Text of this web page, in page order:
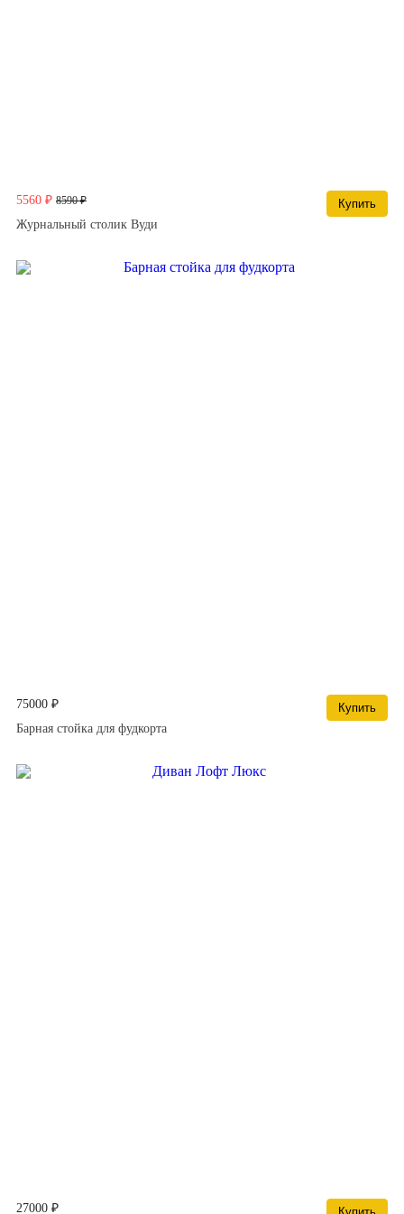
5560 ₽ 8590 ₽
Купить
Журнальный столик Вуди
75000 ₽
Купить
Барная стойка для фудкорта
27000 ₽